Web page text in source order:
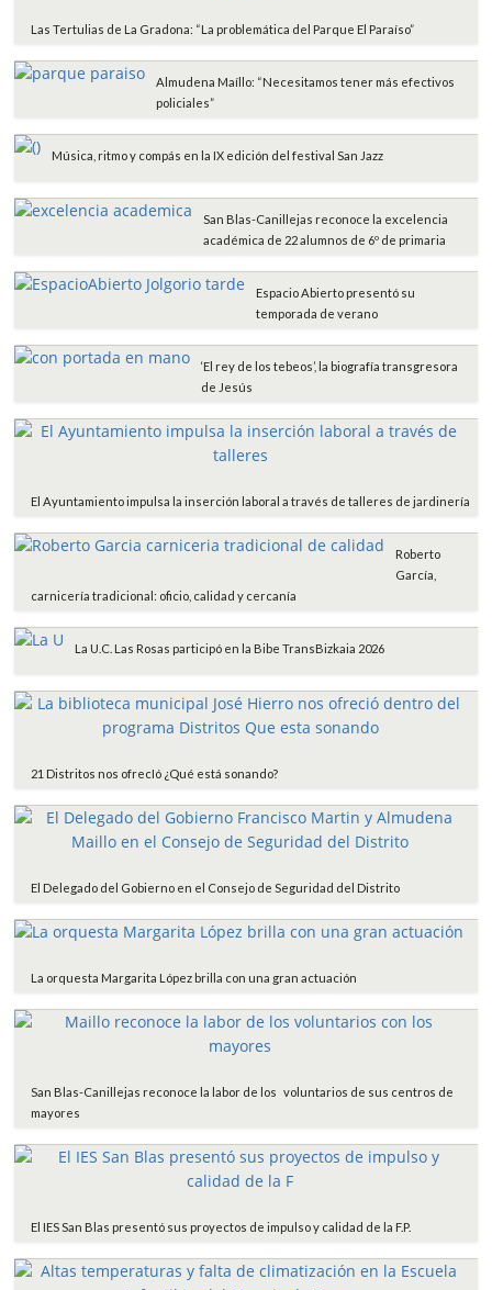
Las Tertulias de La Gradona: “La problemática del Parque El Paraíso”
Almudena Maíllo: “Necesitamos tener más efectivos
policiales”
Música, ritmo y compás en la IX edición del festival San Jazz
San Blas-Canillejas reconoce la excelencia
académica de 22 alumnos de 6º de primaria
Espacio Abierto presentó su
temporada de verano
‘El rey de los tebeos’, la biografía transgresora
de Jesús
El Ayuntamiento impulsa la inserción laboral a través de talleres de jardinería
Roberto
García,
carnicería tradicional: oficio, calidad y cercanía
La U.C. Las Rosas participó en la Bibe TransBizkaia 2026
21 Distritos nos ofrecIó ¿Qué está sonando?
El Delegado del Gobierno en el Consejo de Seguridad del Distrito
La orquesta Margarita López brilla con una gran actuación
San Blas-Canillejas reconoce la labor de los voluntarios de sus centros de
mayores
El IES San Blas presentó sus proyectos de impulso y calidad de la F.P.